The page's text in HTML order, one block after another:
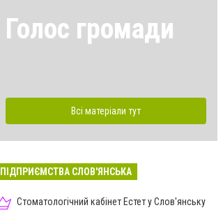
Голос громади
Всі матеріали тут
ПІДПРИЄМСТВА СЛОВ'ЯНСЬКА
Стоматологічний кабінет Естет у Слов'янську